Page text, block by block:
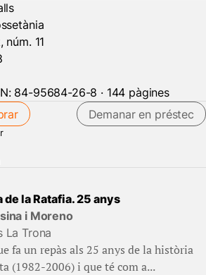
núm. 11
84-95684-26-8 · 144 pàgines
Demanar en préstec
de la Ratafia. 25 anys
i Moreno
La Trona
fa un repàs als 25 anys de la història
(1982-2006) i que té com a...